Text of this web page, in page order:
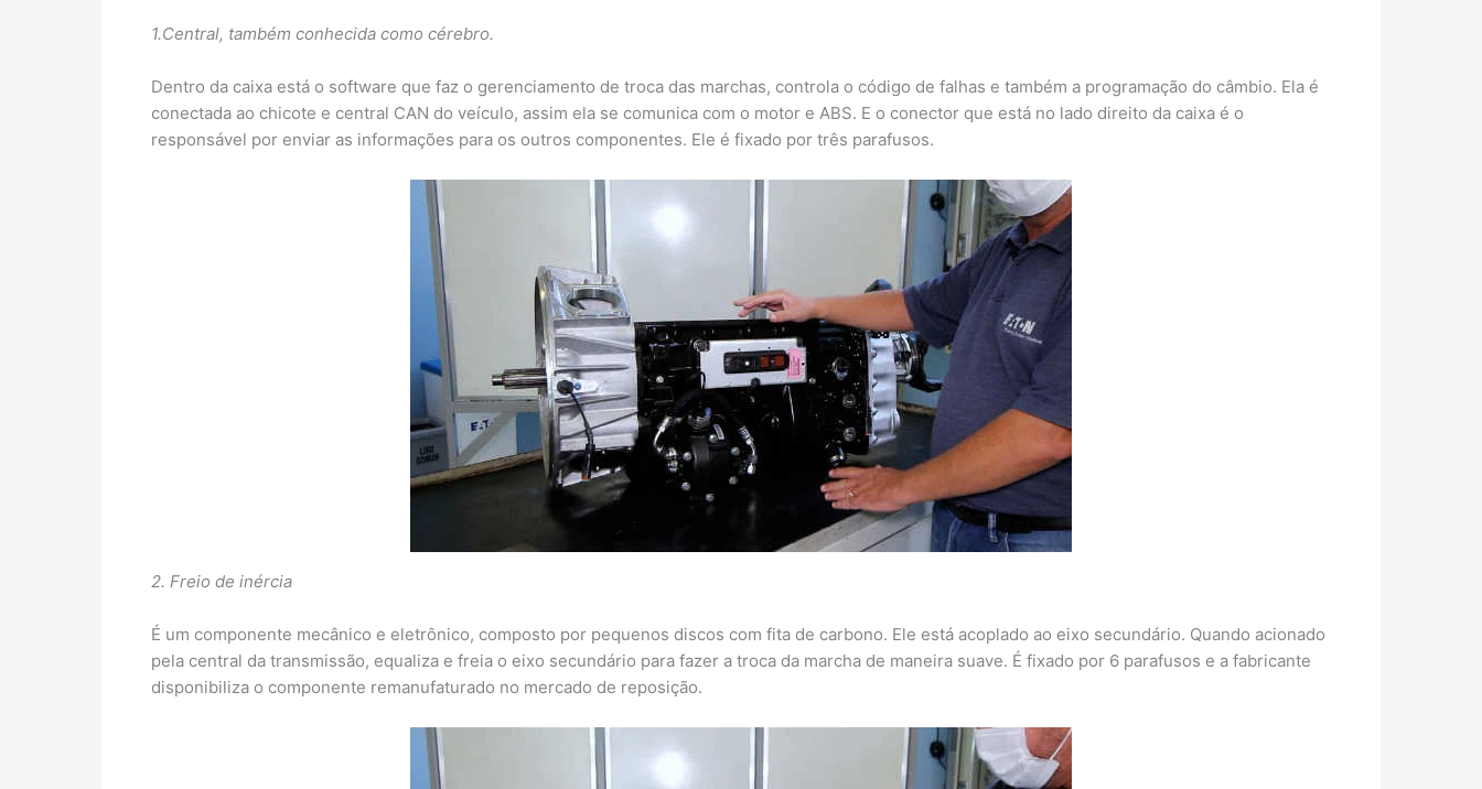
1.Central, também conhecida como cérebro.
Dentro da caixa está o software que faz o gerenciamento de troca das marchas, controla o código de falhas e também a programação do câmbio. Ela é
conectada ao chicote e central CAN do veículo, assim ela se comunica com o motor e ABS. E o conector que está no lado direito da caixa é o
responsável por enviar as informações para os outros componentes. Ele é fixado por três parafusos.
2. Freio de inércia
É um componente mecânico e eletrônico, composto por pequenos discos com fita de carbono. Ele está acoplado ao eixo secundário. Quando acionado
pela central da transmissão, equaliza e freia o eixo secundário para fazer a troca da marcha de maneira suave. É fixado por 6 parafusos e a fabricante
disponibiliza o componente remanufaturado no mercado de reposição.